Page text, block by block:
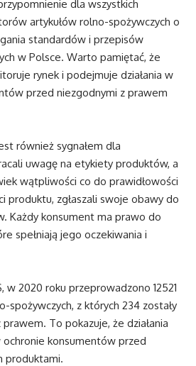
dla wszystkich
artykułów rolno-spożywczych o
standardów i przepisów
w Polsce. Warto pamiętać, że
rynek i podejmuje działania w
przed niezgodnymi z prawem
również sygnałem dla
uwagę na etykiety produktów, a
wątpliwości co do prawidłowości
produktu, zgłaszali swoje obawy do
Każdy konsument ma prawo do
spełniają jego oczekiwania i
w 2020 roku przeprowadzono 12521
spożywczych, z których 234 zostały
To pokazuje, że działania
ochronie konsumentów przed
produktami.